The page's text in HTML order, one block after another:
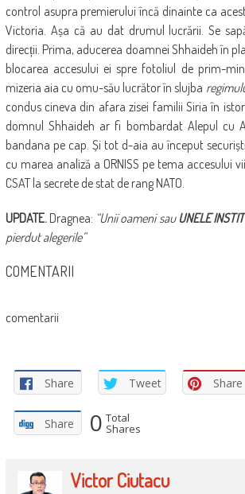
control asupra premierului încă dinainte ca
Victoria. Așa că au dat drumul lucrării. Se
direcții. Prima, aducerea doamnei Shhaideh în
blocarea accesului ei spre fotoliul de prim-
mizeria aia cu omu-său lucrător în slujba
condus cineva din afara zisei familii Siria în
domnul Shhaideh ar fi bombardat Alepul cu
bandana pe cap. Și tot d-aia au început
cu marea analiză a ORNISS pe tema accesului
CSAT la secrete de stat de rang NATO.
UPDATE.Dragnea: “Unii oameni sauUNELE
pierdut alegerile”
COMENTARII
comentarii
Share Tweet Share
Share 0 Total
Shares
Victor Ciutacu